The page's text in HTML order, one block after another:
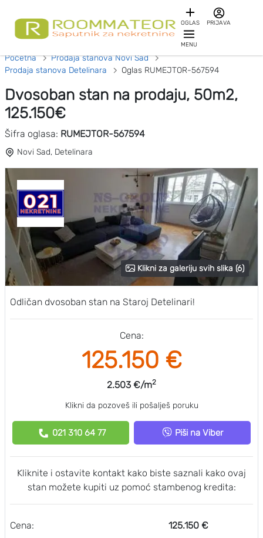
OGLAS PRIJAVA
MENU
Početna
Prodaja stanova Novi Sad
Prodaja stanova Detelinara
Oglas RUMEJTOR-567594
Dvosoban stan na prodaju, 50m2,
125.150€
Šifra oglasa: RUMEJTOR-567594
Novi Sad, Detelinara
Klikni za galeriju svih slika (6)
Odličan dvosoban stan na Staroj Detelinari!
Cena:
125.150 €
2.503 €/m2
Klikni da pozoveš ili pošalješ poruku
021 310 64 77 Piši na Viber
Kliknite i ostavite kontakt kako biste saznali kako ovaj
stan možete kupiti uz pomoć stambenog kredita:
Cena:
125.150 €